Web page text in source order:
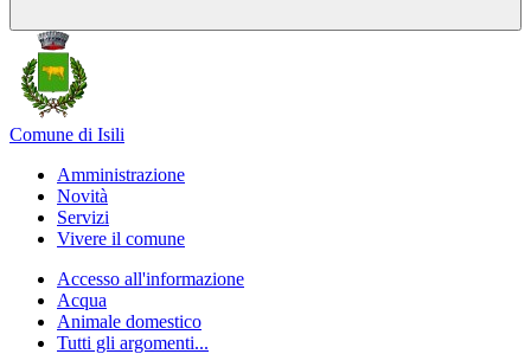
Comune di Isili
Amministrazione
Novità
Servizi
Vivere il comune
Accesso all'informazione
Acqua
Animale domestico
Tutti gli argomenti...